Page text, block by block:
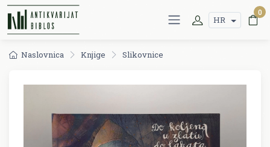
HR
0
Naslovnica Knjige Slikovnice